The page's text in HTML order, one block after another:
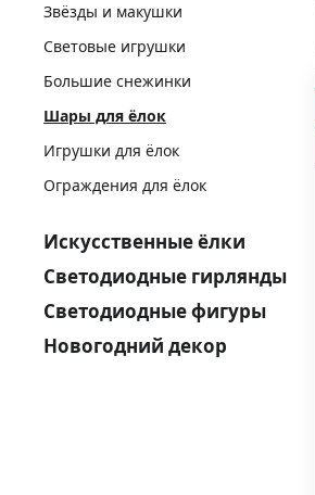
Звёзды и макушки
Световые игрушки
Большие снежинки
Шары для ёлок
Игрушки для ёлок
Ограждения для ёлок
Искусственные ёлки
Светодиодные гирлянды
Светодиодные фигуры
Новогодний декор